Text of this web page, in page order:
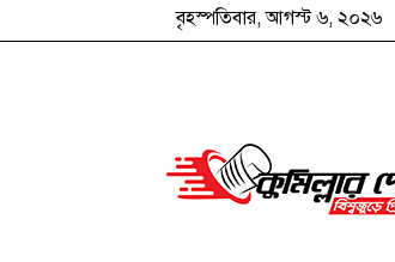
বৃহস্পতিবার, আগস্ট ৬, ২০২৬